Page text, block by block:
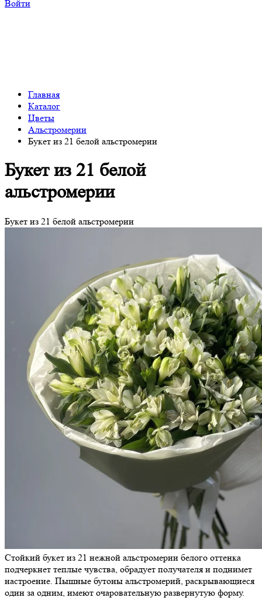
Войти
Главная
Каталог
Цветы
Альстромерии
Букет из 21 белой альстромерии
Букет из 21 белой
альстромерии
Букет из 21 белой альстромерии
Стойкий букет из 21 нежной альстромерии белого оттенка
подчеркнет теплые чувства, обрадует получателя и поднимет
настроение. Пышные бутоны альстромерий, раскрывающиеся
один за одним, имеют очаровательную развернутую форму.